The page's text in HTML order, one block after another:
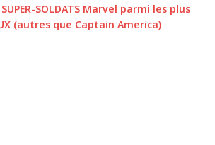
SUPER-SOLDATS Marvel parmi les plus
(autres que Captain America)